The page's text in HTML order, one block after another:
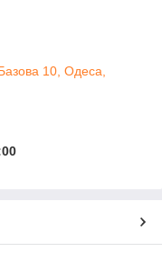
10, Одеса,